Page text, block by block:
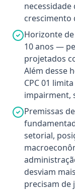
necessidade
crescimento
Horizonte
10 anos —
projetados
Além desse
CPC 01
impairment,
Premissas
setorial,
desviam
precisam de